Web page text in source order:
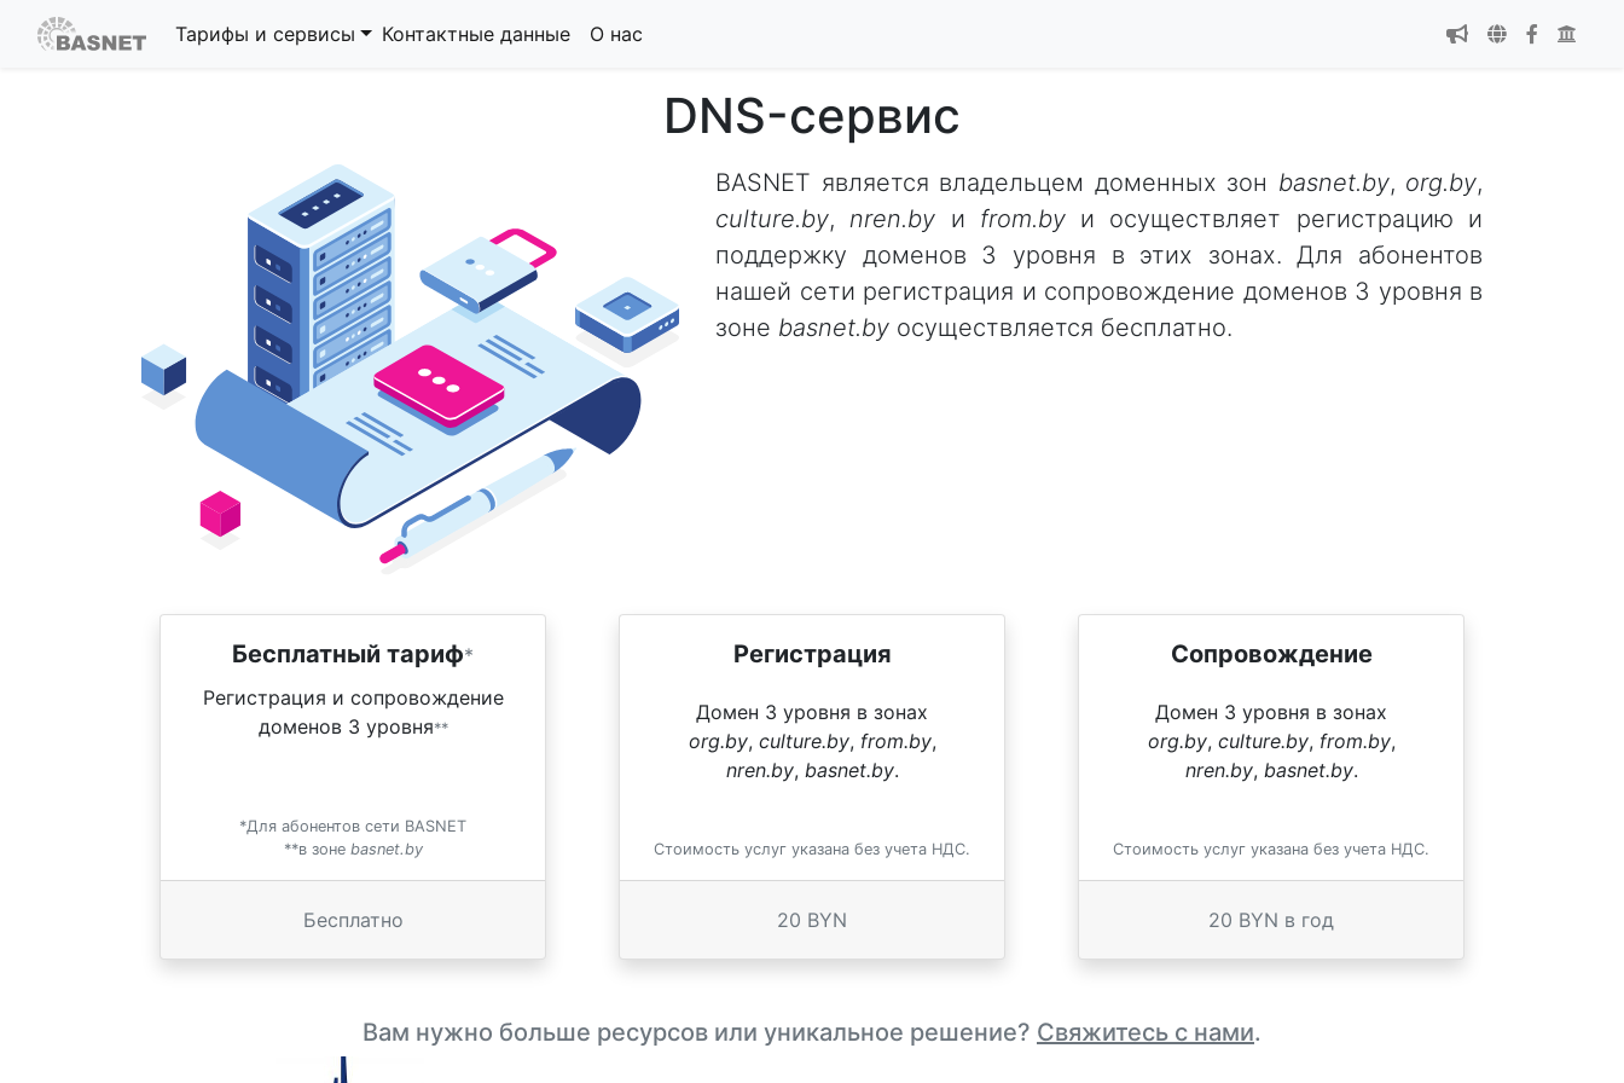
Тарифы и сервисы Контактные данные О нас
DNS-сервис
BASNET является владельцем доменных зон basnet.by, org.by,
culture.by,nren.by и from.byи осуществляет регистрацию и
поддержку доменов 3 уровня в этих зонах. Для абонентов
нашей сети регистрация и сопровождение доменов 3 уровня в
зоне basnet.by осуществляется бесплатно.
Бесплатный тариф*
Регистрация и сопровождение
доменов 3 уровня**
*Для абонентов сети BASNET
**в зоне basnet.by
Бесплатно
Регистрация
Домен 3 уровня в зонах
org.by, culture.by, from.by,
nren.by, basnet.by.
Стоимость услуг указана без учета НДС.
20 BYN
Сопровождение
Домен 3 уровня в зонах
org.by, culture.by, from.by,
nren.by, basnet.by.
Стоимость услуг указана без учета НДС.
20 BYN в год
Вам нужно больше ресурсов или уникальное решение? Свяжитесь с нами.